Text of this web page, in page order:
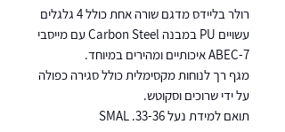
רולר בליידס מדגם שורה אחת כולל 4 גלגלים
עשויים PU במבנה Carbon Steel עם מייסבי
ABEC-7 איכותיים ומהירים במיוחד.
מגף רך לנוחות מקסימלית כולל סגירה כפולה
על ידי שרוכים וסקוטש.
תואם למידת נעל 33-36. SMAL